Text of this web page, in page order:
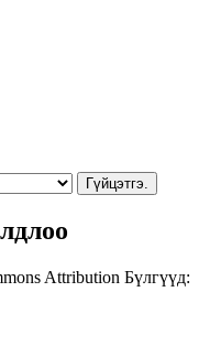
Гүйцэтгэ.
Attribution Бүлгүүд: